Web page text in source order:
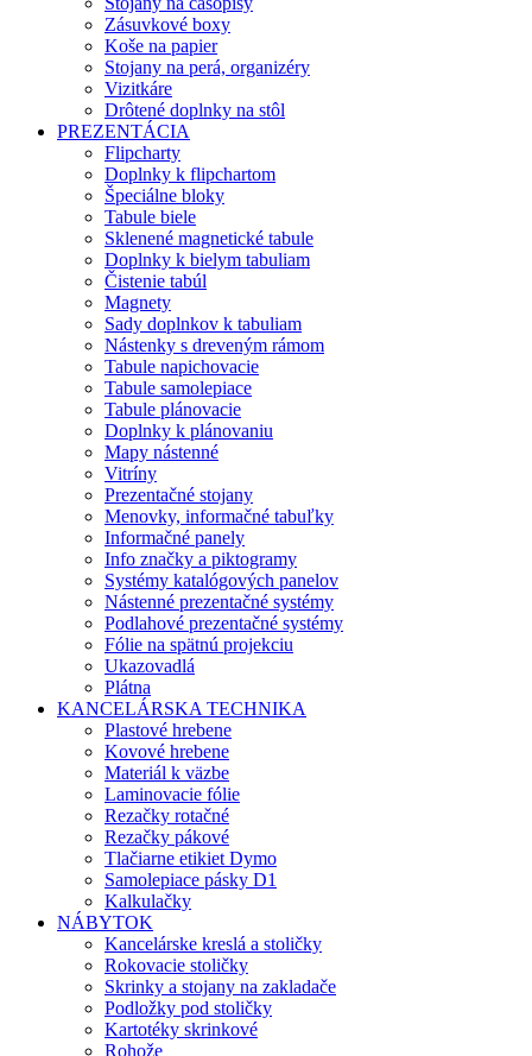
Zásuvkové boxy
Koše na papier
Stojany na perá, organizéry
Vizitkáre
Drôtené doplnky na stôl
PREZENTÁCIA
Flipcharty
Doplnky k flipchartom
Špeciálne bloky
Tabule biele
Sklenené magnetické tabule
Doplnky k bielym tabuliam
Čistenie tabúl
Magnety
Sady doplnkov k tabuliam
Nástenky s dreveným rámom
Tabule napichovacie
Tabule samolepiace
Tabule plánovacie
Doplnky k plánovaniu
Mapy nástenné
Vitríny
Prezentačné stojany
Menovky, informačné tabuľky
Informačné panely
Info značky a piktogramy
Systémy katalógových panelov
Nástenné prezentačné systémy
Podlahové prezentačné systémy
Fólie na spätnú projekciu
Ukazovadlá
Plátna
KANCELÁRSKA TECHNIKA
Plastové hrebene
Kovové hrebene
Materiál k väzbe
Laminovacie fólie
Rezačky rotačné
Rezačky pákové
Tlačiarne etikiet Dymo
Samolepiace pásky D1
Kalkulačky
NÁBYTOK
Kancelárske kreslá a stoličky
Rokovacie stoličky
Skrinky a stojany na zakladače
Podložky pod stoličky
Kartotéky skrinkové
Rohože